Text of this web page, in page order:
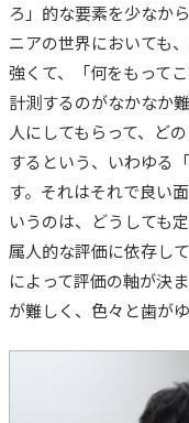
ろ」的な要素を少なか
ニアの世界においても
強くて、「何をもって
計測するのがなかなか
人にしてもらって、ど
するという、いわゆる
す。それはそれで良い
いうのは、どうしても
属人的な評価に依存し
によって評価の軸が決
が難しく、色々と歯が